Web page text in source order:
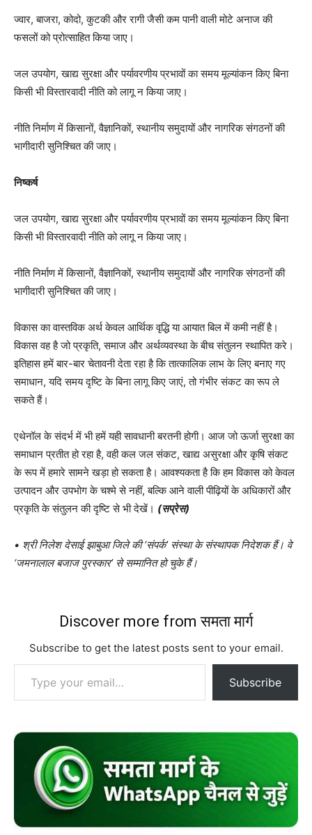
ज्वार, बाजरा, कोदो, कुटकी और रागी जैसी कम पानी वाली मोटे अनाज की
फसलों को प्रोत्साहित किया जाए।
जल उपयोग, खाद्य सुरक्षा और पर्यावरणीय प्रभावों का समय मूल्यांकन किए बिना
किसी भी विस्तारवादी नीति को लागू न किया जाए।
नीति निर्माण में किसानों, वैज्ञानिकों, स्थानीय समुदायों और नागरिक संगठनों की
भागीदारी सुनिश्चित की जाए।
निष्कर्ष
जल उपयोग, खाद्य सुरक्षा और पर्यावरणीय प्रभावों का समय मूल्यांकन किए बिना
किसी भी विस्तारवादी नीति को लागू न किया जाए।
नीति निर्माण में किसानों, वैज्ञानिकों, स्थानीय समुदायों और नागरिक संगठनों की
भागीदारी सुनिश्चित की जाए।
विकास का वास्तविक अर्थ केवल आर्थिक वृद्धि या आयात बिल में कमी नहीं है।
विकास वह है जो प्रकृति, समाज और अर्थव्यवस्था के बीच संतुलन स्थापित करे।
इतिहास हमें बार-बार चेतावनी देता रहा है कि तात्कालिक लाभ के लिए बनाए गए
समाधान, यदि समय दृष्टि के बिना लागू किए जाएं, तो गंभीर संकट का रूप ले
सकते हैं।
एथेनॉल के संदर्भ में भी हमें यही सावधानी बरतनी होगी। आज जो ऊर्जा सुरक्षा का
समाधान प्रतीत हो रहा है, वही कल जल संकट, खाद्य असुरक्षा और कृषि संकट
के रूप में हमारे सामने खड़ा हो सकता है। आवश्यकता है कि हम विकास को केवल
उत्पादन और उपभोग के चश्मे से नहीं, बल्कि आने वाली पीढ़ियों के अधिकारों और
प्रकृति के संतुलन की दृष्टि से भी देखें। (सप्रेस)
• श्री निलेश देसाई झाबुआ जिले की ‘संपर्क’ संस्था के संस्थापक निदेशक हैं। वे
‘जमनालाल बजाज पुरस्कार’ से सम्मानित हो चुके हैं।
Discover more from समता मार्ग
Subscribe to get the latest posts sent to your email.
Type your email…
Subscribe